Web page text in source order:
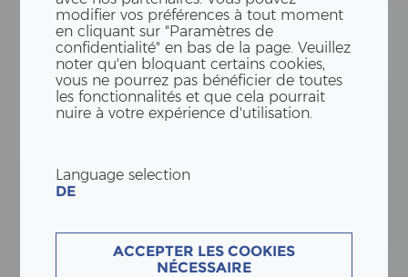
modifier vos préférences à tout moment
en cliquant sur "Paramètres de
confidentialité" en bas de la page. Veuillez
noter qu'en bloquant certains cookies,
vous ne pourrez pas bénéficier de toutes
les fonctionnalités et que cela pourrait
nuire à votre expérience d'utilisation.
Language selection
DE
ACCEPTER LES COOKIES
NÉCESSAIRE